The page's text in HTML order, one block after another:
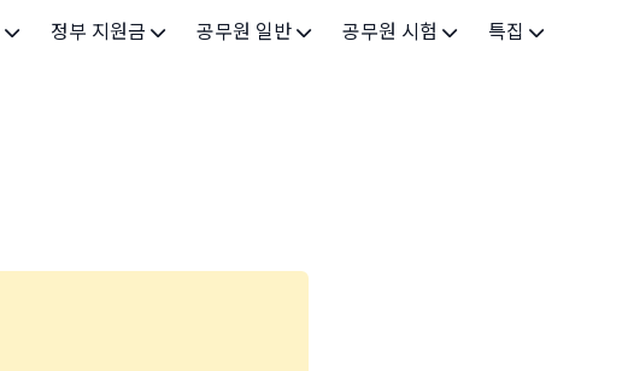
정부 지원금 공무원 일반 공무원 시험 특집